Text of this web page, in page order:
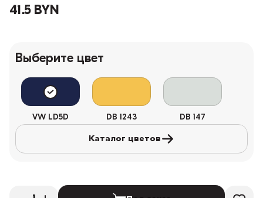
41.5 BYN
Выберите цвет
VW LD5D DB 1243 DB 147
Каталог цветов